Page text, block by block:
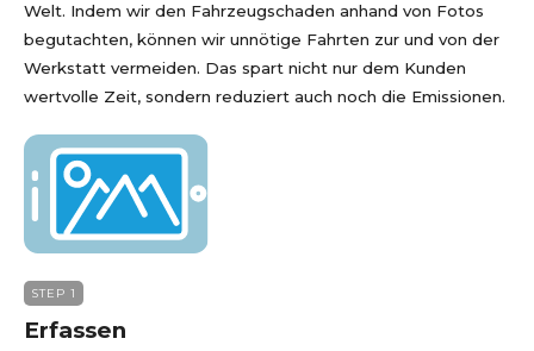
Welt. Indem wir den Fahrzeugschaden anhand von Fotos
begutachten, können wir unnötige Fahrten zur und von der
Werkstatt vermeiden. Das spart nicht nur dem Kunden
wertvolle Zeit, sondern reduziert auch noch die Emissionen.
STEP 1
Erfassen